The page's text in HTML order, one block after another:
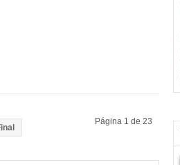
Página 1 de 23